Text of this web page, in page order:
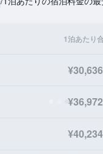
1泊あたり
¥30,636
¥36,972
¥40,234